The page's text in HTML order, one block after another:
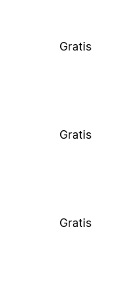
Gratis
Gratis
Gratis